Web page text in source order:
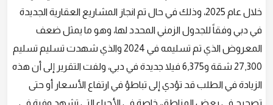
خلال عام 2025، وذلك في حال تم انجاز المشاريع العقارية الجديدة
في دبي وفقاً للجدول الزمني المحدد لها، وهو ما يمثل ضعف
المعروض الذي تم تسليمه في 2024 والذي شهدت تسليم تسليم
27,300 شقة و6,375 فيلا جديدة في دبي، ولفت التقرير إلى أن هذه
الزيادة في الطلب قد تؤدي إلى تباطؤ في ارتفاع الأسعار أو حتى